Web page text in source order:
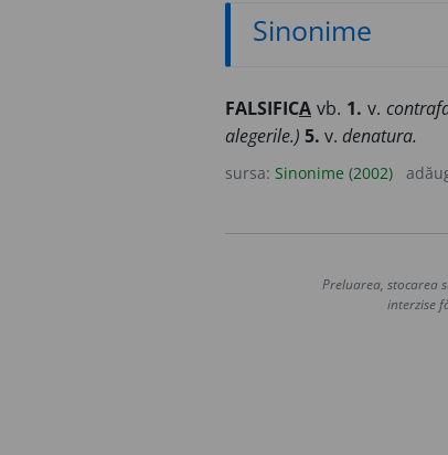
Sinonime
FALSIFICA vb. 1. v.
alegerile.) 5. v. denatura.
sursa: Sinonime (2002)
Preluarea, stocarea
interzise